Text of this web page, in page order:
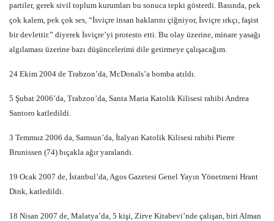
partiler, gerek sivil toplum kurumları bu sonuca tepki gösterdi. Basında, pek
çok kalem, pek çok ses, “İsviçre insan haklarını çiğniyor, İsviçre ırkçı, faşist
bir devlettir.” diyerek İsviçre’yi protesto etti. Bu olay üzerine, minare yasağı
algılaması üzerine bazı düşüncelerimi dile getirmeye çalışacağım.
24 Ekim 2004 de Trabzon’da, McDonals’a bomba atıldı.
5 Şubat 2006’da, Trabzon’da, Santa Maria Katolik Kilisesi rahibi Andrea
Santoro katledildi.
3 Temmuz 2006 da, Samsun’da, İtalyan Katolik Kilisesi rahibi Pierre
Brunissen (74) bıçakla ağır yaralandı.
19 Ocak 2007 de, İstanbul’da, Agos Gazetesi Genel Yayın Yönetmeni Hrant
Dink, katledildi.
18 Nisan 2007 de, Malatya’da, 5 kişi, Zirve Kitabevi’nde çalışan, biri Alman